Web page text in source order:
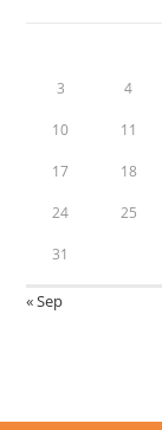
3 4
10 11
17 18
24 25
31
« Sep